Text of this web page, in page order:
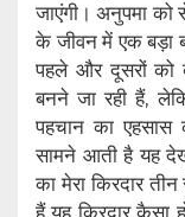
जाएंगी। अनुपमा को
के जीवन में एक बड़ा
पहले और दूसरों को
बनने जा रही हैं,
पहचान का
सामने आती है यह
का मेरा किरदार